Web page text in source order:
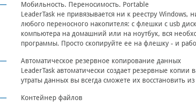
Мобильность. Переносимость. Portable
LeaderTask не привязывается ни к реестру
любого переносного накопителя: с флешки с usb
компьютера на домашний или на ноутбук, вся
программы. Просто скопируйте ее на флешку - и
Автоматическое резервное копирование данных
LeaderTask автоматически создает резервные
утраты данных вы всегда сможете их восстановить
Контейнер файлов